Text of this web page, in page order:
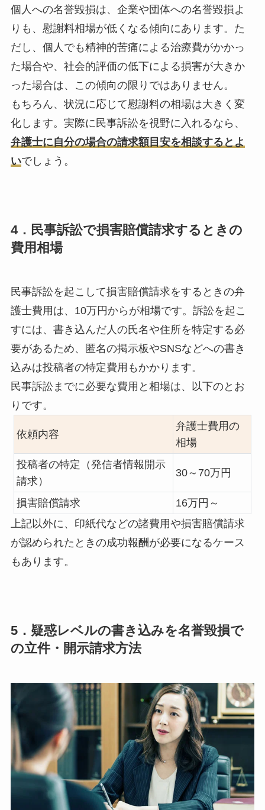
個人への名誉毀損は、企業や団体への名誉毀損よ
りも、慰謝料相場が低くなる傾向にあります。た
だし、個人でも精神的苦痛による治療費がかかっ
た場合や、社会的評価の低下による損害が大きか
った場合は、この傾向の限りではありません。
もちろん、状況に応じて慰謝料の相場は大きく変
化します。実際に民事訴訟を視野に入れるなら、
弁護士に自分の場合の請求額目安を相談するとよ
いでしょう。
4．民事訴訟で損害賠償請求するときの
費用相場
民事訴訟を起こして損害賠償請求をするときの弁
護士費用は、 10万円から が相場です。訴訟を起こ
すには、書き込んだ人の氏名や住所を特定する必
要があるため、匿名の掲示板やSNSなどへの書き
込みは投稿者の特定費用もかかります。
民事訴訟までに必要な費用と相場は、以下のとお
りです。
依頼内容
弁護士費用の
相場
投稿者の特定（発信者情報開示
請求）
30～70万円
損害賠償請求
16万円～
上記以外に、印紙代などの諸費用や損害賠償請求
が認められたときの成功報酬が必要になるケース
もあります。
5．疑惑レベルの書き込みを名誉毀損で
の立件・開示請求方法